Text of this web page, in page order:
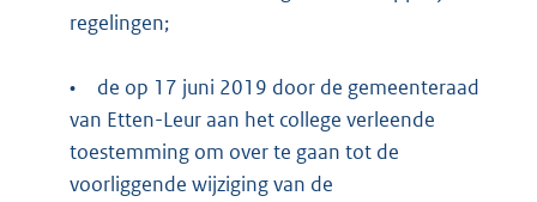
regelingen;
•
de op 17 juni 2019 door de gemeenteraad
van Etten-Leur aan het college verleende
toestemming om over te gaan tot de
voorliggende wijziging van de